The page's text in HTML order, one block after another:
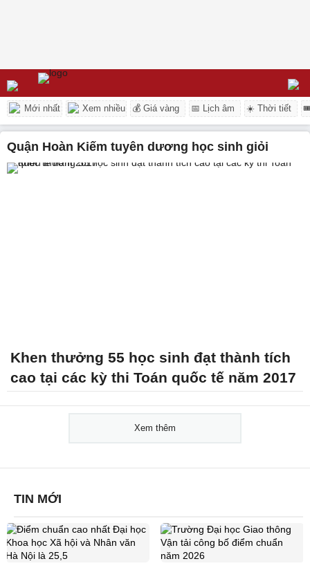
Mới nhất Xem nhiều 💰 Giá vàng 📅 Lịch âm ☀️ Thời tiết
quận Hoàn Kiếm tuyên dương học sinh giỏi
Khen thưởng 55 học sinh đạt thành tích
cao tại các kỳ thi Toán quốc tế năm 2017
Xem thêm
TIN MỚI